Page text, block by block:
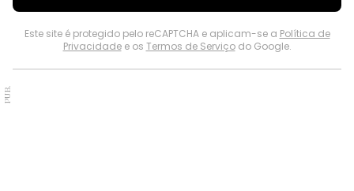
Este site é protegido pelo reCAPTCHA e aplicam-se a Política de
Privacidadee os Termos de Serviçodo Google.
PUB.